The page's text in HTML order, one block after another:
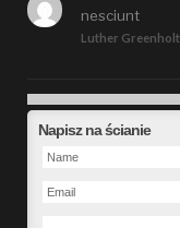
Luther Greenholt
nesciunt
Future
Napisz na ścianie